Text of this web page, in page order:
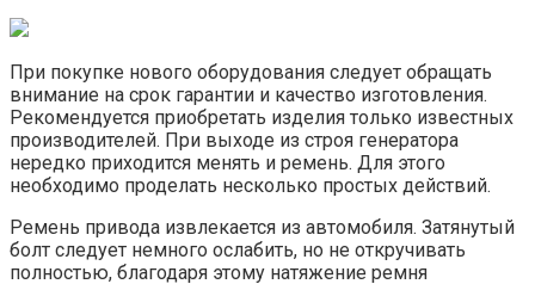
При покупке нового оборудования следует обращать
внимание на срок гарантии и качество изготовления.
Рекомендуется приобретать изделия только известных
производителей. При выходе из строя генератора
нередко приходится менять и ремень. Для этого
необходимо проделать несколько простых действий.
Ремень привода извлекается из автомобиля. Затянутый
болт следует немного ослабить, но не откручивать
полностью, благодаря этому натяжение ремня